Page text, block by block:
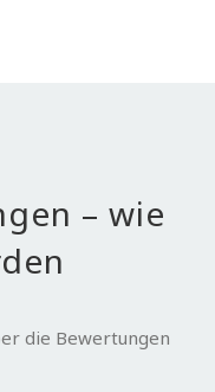
– wie
die Bewertungen